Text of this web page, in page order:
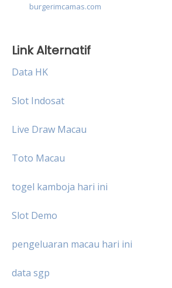
burgerimcamas.com
Link Alternatif
Data HK
Slot Indosat
Live Draw Macau
Toto Macau
togel kamboja hari ini
Slot Demo
pengeluaran macau hari ini
data sgp